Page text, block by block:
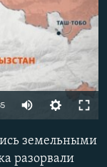
земельными
разорвали